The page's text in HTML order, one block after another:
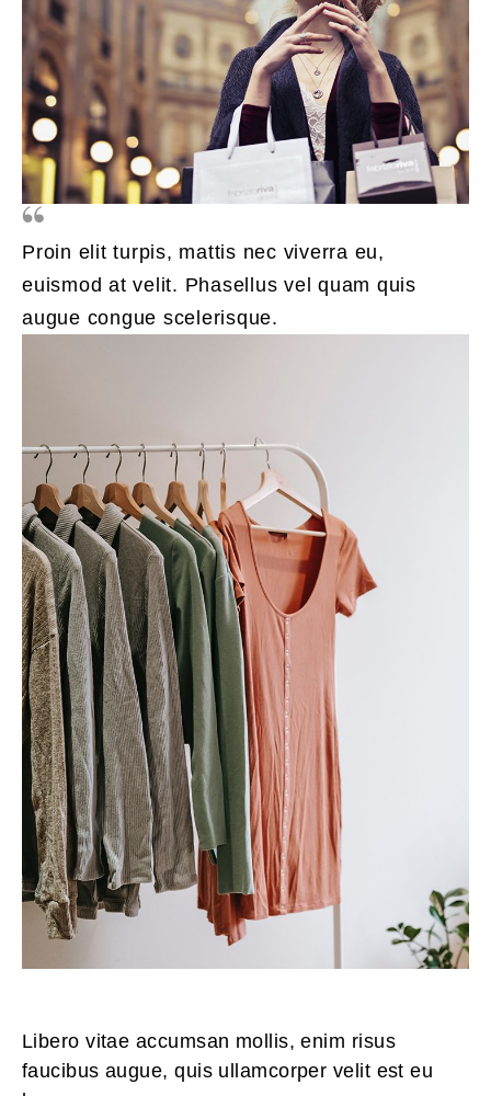
Proin elit turpis, mattis nec viverra eu,
euismod at velit. Phasellus vel quam quis
augue congue scelerisque.
Libero vitae accumsan mollis, enim risus
faucibus augue, quis ullamcorper velit est eu